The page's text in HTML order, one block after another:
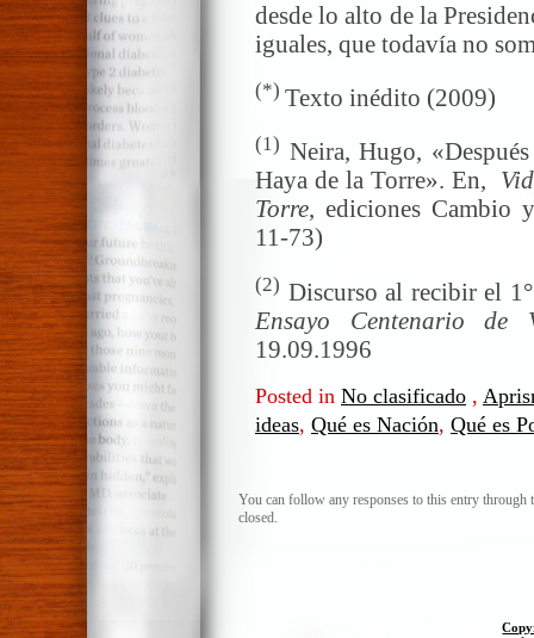
desde lo alto de la
iguales, que todavía no
(*) Texto inédito (2009)
(1) Neira, Hugo,
Haya de la Torre». En,
Torre, ediciones Cambio
11-73)
(2) Discurso al recibir el
Ensayo Centenario
19.09.1996
Posted in No clasificado ,
ideas, Qué es Nación, Qué es
You can follow any responses to this entry through
closed.